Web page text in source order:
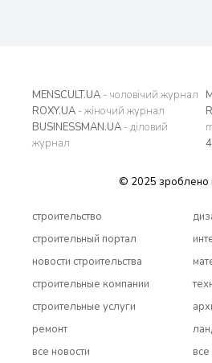
MENSCULT.UA - чоловічий журнал
ROXY.UA - жіночий журнал
BUSINESSMAN.UA - діловий
журнал
© 2025 зроблено
строительство
строительный портал
новости строительства
строительные компании
строительные услуги
ремонт
все новости